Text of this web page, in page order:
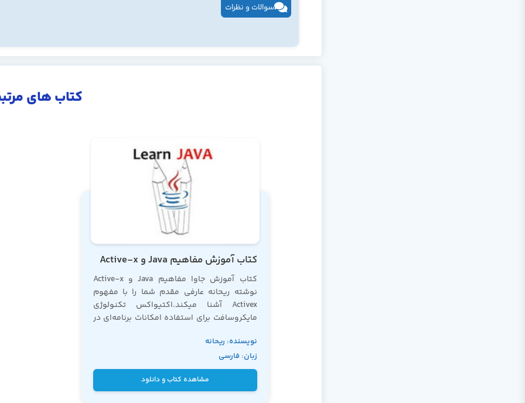
سوالات و نظرات
کتاب های
کتاب آموزش مفاهیم Java و Active-x
کتاب آموزش جاوا مفاهیم Java و Active-x
نوشته ریحانه عارفی مقدم شما را با مفهوم
Activex آشنا میکند.اکتیواکس تکنولوژی
مایکروسافت برای استفاده امکانات برنامه‌ای در
تکنولوژی کافیست کتاب آموزش جاوا معرفی
شده را مطالعه کنید.
نویسنده: ریحانه
عارفی مقدم
زبان: فارسی
مشاهده کتاب و دانلود